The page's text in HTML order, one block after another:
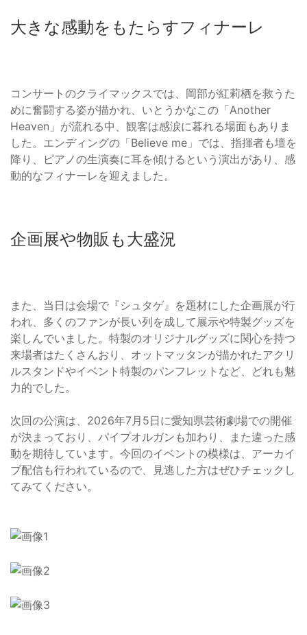
大きな感動をもたらすフィナーレ
コンサートのクライマックスでは、岡部が紅莉栖を救うた
めに奮闘する姿が描かれ、いとうかなこの「Another
Heaven」が流れる中、観客は感涙に暮れる場面もありま
した。エンディングの「Believe me」では、指揮者も壇を
降り、ピアノの生演奏に耳を傾けるという演出があり、感
動的なフィナーレを迎えました。
企画展や物販も大盛況
また、当日は会場で『シュタゲ』を題材にした企画展が行
われ、多くのファンが長い列を成して展示や特製グッズを
楽しんでいました。特製のオリジナルグッズに関心を持つ
来場者はたくさんおり、オットマッタンが描かれたアクリ
ルスタンドやイベント特製のパンフレットなど、どれも魅
力的でした。
次回の公演は、2026年7月5日に愛知県芸術劇場での開催
が決まっており、パイプオルガンも加わり、また違った感
動を期待しています。今回のイベントの模様は、アーカイ
ブ配信も行われているので、見逃した方はぜひチェックし
てみてください。